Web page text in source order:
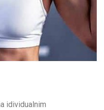
idividualnim